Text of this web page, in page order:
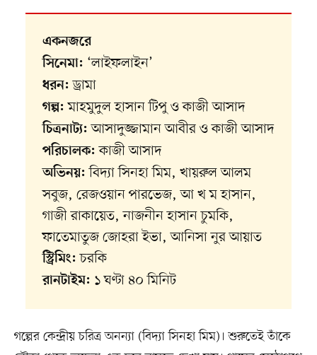
একনজরে
সিনেমা: ‘লাইফলাইন’
ধরন: ড্রামা
গল্প: মাহমুদুল হাসান টিপু ও কাজী আসাদ
চিত্রনাট্য: আসাদুজ্জামান আবীর ও কাজী আসাদ
পরিচালক: কাজী আসাদ
অভিনয়: বিদ্যা সিনহা মিম, খায়রুল আলম
সবুজ, রেজওয়ান পারভেজ, আ খ ম হাসান,
গাজী রাকায়েত, নাজনীন হাসান চুমকি,
ফাতেমাতুজ জোহরা ইভা, আনিসা নুর আয়াত
স্ট্রিমিং: চরকি
রানটাইম: ১ ঘণ্টা ৪০ মিনিট
গল্পের কেন্দ্রীয় চরিত্র অনন্যা (বিদ্যা সিনহা মিম)। শুরুতেই তাঁকে